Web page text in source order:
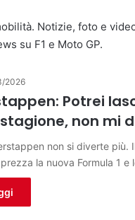
Notizie, foto e
su F1 e Moto GP.
2026
Potrei
non mi
non si diverte più.
la nuova Formula 1